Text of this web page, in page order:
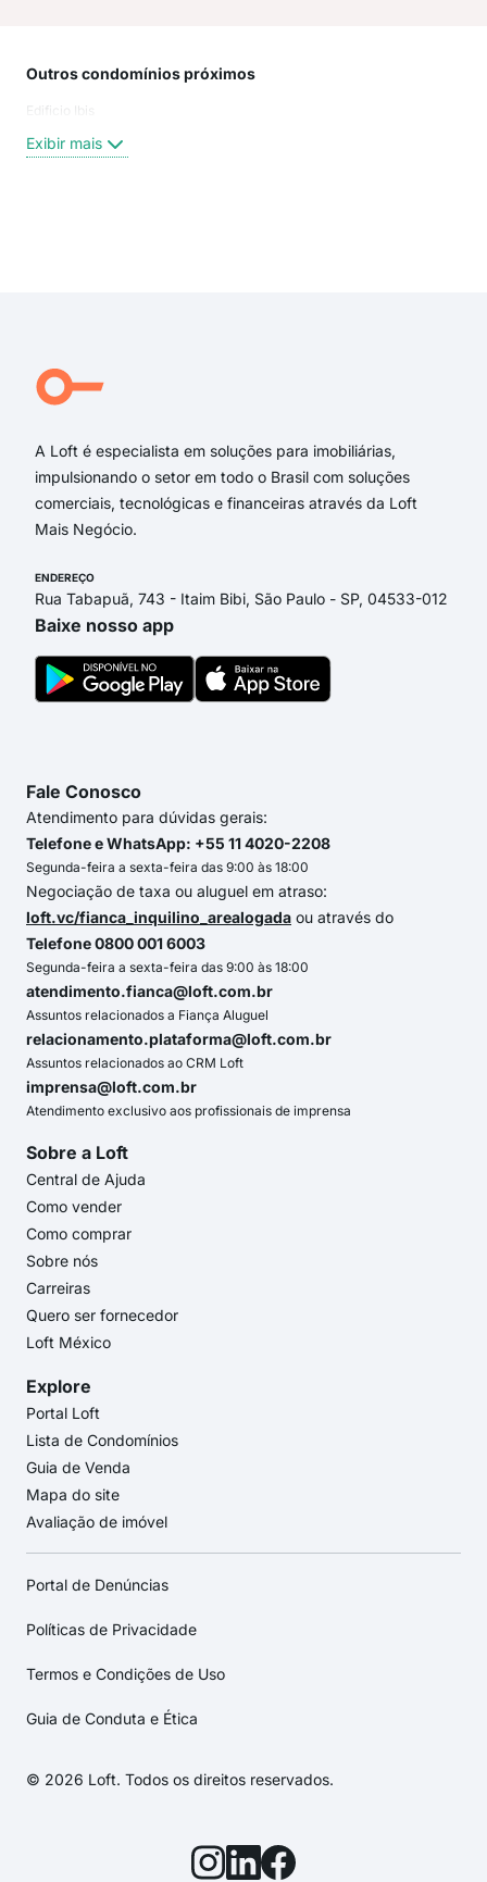
Outros condomínios próximos
Edificio Ibis
Exibir mais
A Loft é especialista em soluções para imobiliárias,
impulsionando o setor em todo o Brasil com soluções
comerciais, tecnológicas e financeiras através da Loft
Mais Negócio.
ENDEREÇO
Rua Tabapuã, 743 - Itaim Bibi, São Paulo - SP, 04533-012
Baixe nosso app
Fale Conosco
Atendimento para dúvidas gerais:
Telefone e WhatsApp: +55 11 4020-2208
Segunda-feira a sexta-feira das 9:00 às 18:00
Negociação de taxa ou aluguel em atraso:
loft.vc/fianca_inquilino_arealogada ou através do
Telefone 0800 001 6003
Segunda-feira a sexta-feira das 9:00 às 18:00
atendimento.fianca@loft.com.br
Assuntos relacionados a Fiança Aluguel
relacionamento.plataforma@loft.com.br
Assuntos relacionados ao CRM Loft
imprensa@loft.com.br
Atendimento exclusivo aos profissionais de imprensa
Sobre a Loft
Central de Ajuda
Como vender
Como comprar
Sobre nós
Carreiras
Quero ser fornecedor
Loft México
Explore
Portal Loft
Lista de Condomínios
Guia de Venda
Mapa do site
Avaliação de imóvel
Portal de Denúncias
Políticas de Privacidade
Termos e Condições de Uso
Guia de Conduta e Ética
© 2026 Loft. Todos os direitos reservados.